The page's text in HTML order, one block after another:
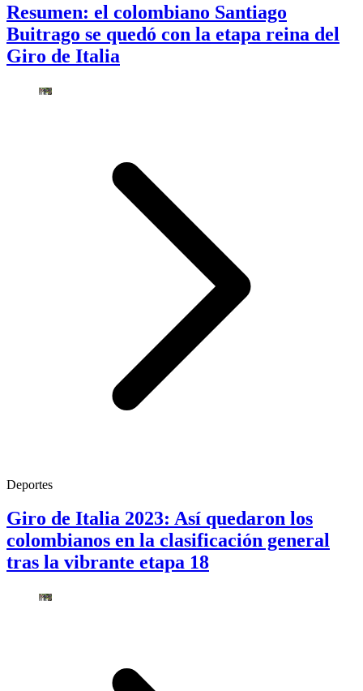
Resumen: el colombiano Santiago
Buitrago se quedó con la etapa reina del
Giro de Italia
Deportes
Giro de Italia 2023: Así quedaron los
colombianos en la clasificación general
tras la vibrante etapa 18